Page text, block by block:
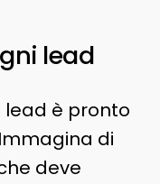
lead
lead è pronto
di
deve